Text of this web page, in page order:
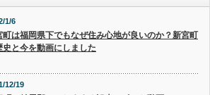
1/6
町は福岡県下でもなぜ住み心地が良いのか？新宮町
史と今を動画にしました
12/19